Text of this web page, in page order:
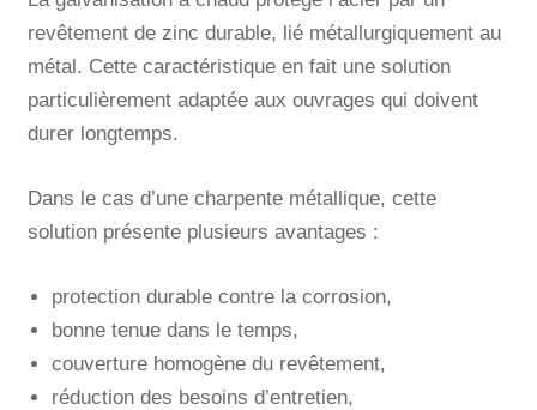
revêtement de zinc durable, lié métallurgiquement au
métal. Cette caractéristique en fait une solution
particulièrement adaptée aux ouvrages qui doivent
durer longtemps.
Dans le cas d’une charpente métallique, cette
solution présente plusieurs avantages :
protection durable contre la corrosion,
bonne tenue dans le temps,
couverture homogène du revêtement,
réduction des besoins d’entretien,